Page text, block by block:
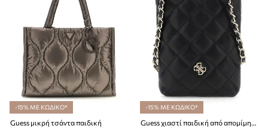
-15% ΜΕ ΚΩΔΙΚΟ*
Guess μικρή τσάντα παιδική
-15% ΜΕ ΚΩΔΙΚΟ*
Guess χιαστί παιδική από απομίμηση δέρματος